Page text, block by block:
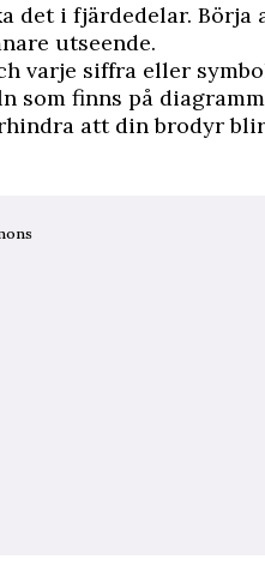
det i fjärdedelar. Börja
utseende.
varje siffra eller
som finns på
att din brodyr blir